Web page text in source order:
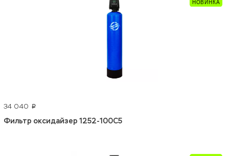
34 040 p
Фильтр оксидайзер 1252-100С5